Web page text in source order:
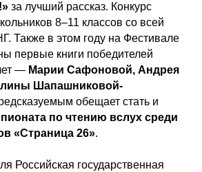
за лучший рассказ. Конкурс
8–11 классов со всей
Также в этом году на Фестивале
первые книги победителей
— Марии Сафоновой, Андрея
Шапашниковой-
обещает стать и
по чтению вслух среди
«Страница 26».
Российская государственная